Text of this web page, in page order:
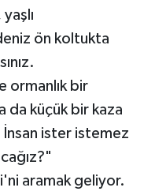
ön koltukta
ormanlık bir
da küçük bir kaza
ister istemez
aramak geliyor.